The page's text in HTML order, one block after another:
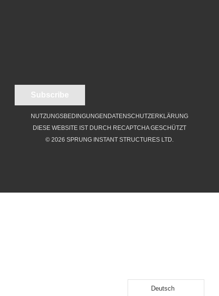
NUTZUNGSBEDINGUNGEN DATENSCHUTZERKLÄRUNG
DIESE WEBSITE IST DURCH RECAPTCHA GESCHÜTZT
© 2026 SPRUNG INSTANT STRUCTURES LTD.
Deutsch